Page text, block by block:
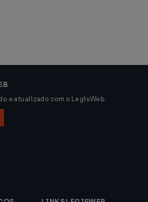
e atualizado com o LegisWeb.